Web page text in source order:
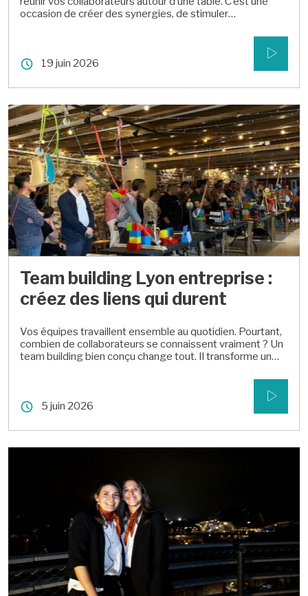
occasion de créer des synergies, de stimuler
préparation rigoureuse et une approche adaptée à vos
objectifs. Voici les étapes essentielles et les conseils […]
19 juin 2026
Team building Lyon entreprise :
créez des liens qui durent
Vos équipes travaillent ensemble au quotidien. Pourtant,
combien de collaborateurs se connaissent vraiment ? Un
team building bien conçu change tout. Il transforme un
prête à relever n’importe quel défi. À Lyon, Au Carré vous
image, de la première […]
5 juin 2026